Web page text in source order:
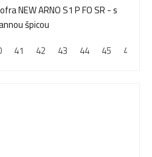
NEW ARNO S1 P FO SR - s
špicou
41 42 43 44 45 46